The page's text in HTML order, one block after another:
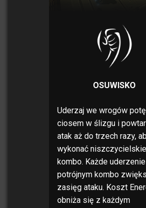
OSUWISKO
Uderzaj we wrogów
ciosem w ślizgu i
atak aż do trzech razy,
wykonać niszczycielskie
kombo. Każde
potrójnym kombo
zasięg ataku. Koszt
obniża się z każdym